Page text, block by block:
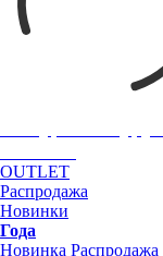
OUTLET
Распродажа
Новинки
Года
Новинка Распродажа